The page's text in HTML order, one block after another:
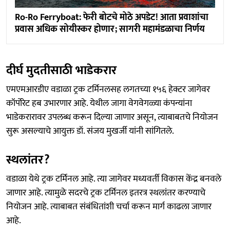
Ro-Ro Ferryboat: फेरी बोटचे मोठे अपडेट! आता प्रवाशांचा
प्रवास अधिक सोयीस्कर होणार; सागरी महामंडळाचा निर्णय
दीर्घ मुदतीसाठी भाडेकरार
एमएमआरडीए वडाळा ट्रक टर्मिनलसह लगतच्या १५६ हेक्टर जागेवर
कॉर्पोरेट हब उभारणार आहे. येथील जागा वेगवेगळ्या कंपन्यांना
भाडेकरारावर उपलब्ध करून दिल्या जाणार असून, त्याबाबतचे नियोजन
सुरू असल्याचे आयुक्त डॉ. संजय मुखर्जी यांनी सांगितले.
स्थलांतर?
वडाळा येथे ट्रक टर्मिनल आहे. त्या जागेवर मध्यवर्ती विकास केंद्र बनवले
जाणार आहे. त्यामुळे सदरचे ट्रक टर्मिनल इतरत्र स्थलांतर करण्याचे
नियोजन आहे. त्याबाबत संबंधितांशी चर्चा करून मार्ग काढला जाणार
आहे.